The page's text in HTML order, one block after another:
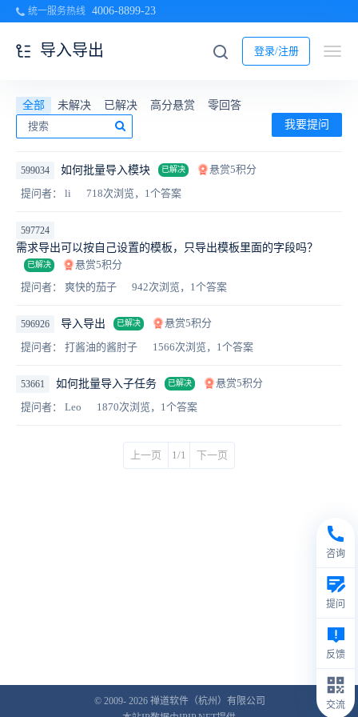
统一服务热线 4006-8899-23
登录/注册
导入导出
全部 未解决 已解决 高分悬赏
零回答
我要提问
599034 如何批量导入模块 已解决
悬赏5积分
提问者： li
718次浏览，1个答案
597724
需求导出可以按自己设置的模板，只导出模板里面的字段吗？
已解决
悬赏5积分
提问者： 爽快的茄子
942次浏览，1个答案
596926 导入导出 已解决
悬赏5积分
提问者： 打酱油的酱肘子
1566次浏览，1个答案
53661 如何批量导入子任务 已解决
悬赏5积分
提问者： Leo
1870次浏览，1个答案
上一页 1/1 下一页
© 2009- 2026 禅道软件（杭州）有限公司
咨询
提问
反馈
交流